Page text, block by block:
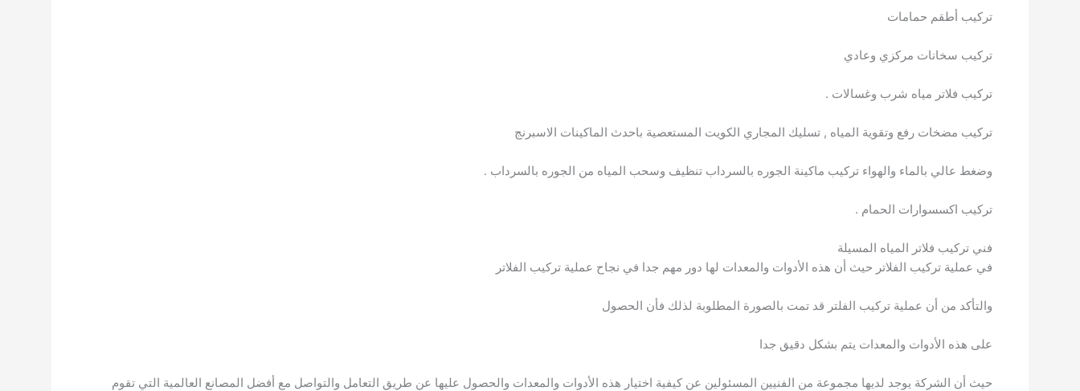
تركيب أطقم حمامات
تركيب سخانات مركزي وعادي
تركيب فلاتر مياه شرب وغسالات .
تركيب مضخات رفع وتقوية المياه , تسليك المجاري الكويت المستعصية باحدث الماكينات الاسبرنج
وضغط عالي بالماء والهواء تركيب ماكينة الجوره بالسرداب تنظيف وسحب المياه من الجوره بالسرداب .
تركيب اكسسوارات الحمام .
فني تركيب فلاتر المياه المسيلة
في عملية تركيب الفلاتر حيث أن هذه الأدوات والمعدات لها دور مهم جدا في نجاح عملية تركيب الفلاتر
والتأكد من أن عملية تركيب الفلتر قد تمت بالصورة المطلوبة لذلك فأن الحصول
على هذه الأدوات والمعدات يتم بشكل دقيق جدا
حيث أن الشركة يوجد لديها مجموعة من الفنيين المسئولين عن كيفية اختيار هذه الأدوات والمعدات والحصول عليها عن طريق التعامل والتواصل مع أفضل المصانع العالمية التي تقوم